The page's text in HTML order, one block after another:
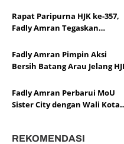
Rapat Paripurna HJK ke-357,
Fadly Amran Tegaskan
Arah Baru Kota Padang
Fadly Amran Pimpin Aksi
Bersih Batang Arau Jelang
Fadly Amran Perbarui MoU
Sister City dengan Wali Kota
REKOMENDASI